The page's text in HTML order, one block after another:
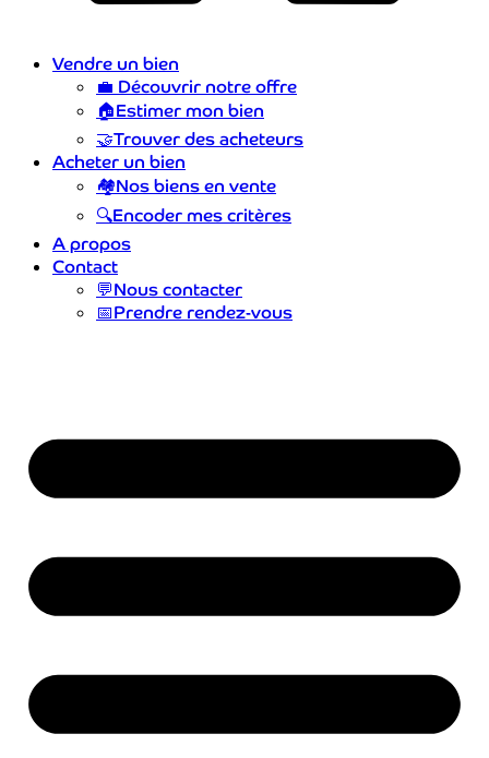
Vendre un bien
💼 Découvrir notre offre
🏠Estimer mon bien
🤝Trouver des acheteurs
Acheter un bien
🏘️Nos biens en vente
🔍Encoder mes critères
A propos
Contact
💬Nous contacter
📅Prendre rendez-vous